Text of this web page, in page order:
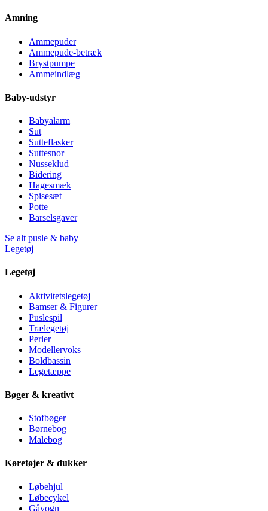
Amning
Ammepuder
Ammepude-betræk
Brystpumpe
Ammeindlæg
Baby-udstyr
Babyalarm
Sut
Sutteflasker
Suttesnor
Nusseklud
Bidering
Hagesmæk
Spisesæt
Potte
Barselsgaver
Se alt pusle & baby
Legetøj
Legetøj
Aktivitetslegetøj
Bamser & Figurer
Puslespil
Trælegetøj
Perler
Modellervoks
Boldbassin
Legetæppe
Bøger & kreativt
Stofbøger
Børnebog
Malebog
Køretøjer & dukker
Løbehjul
Løbecykel
Gåvogn